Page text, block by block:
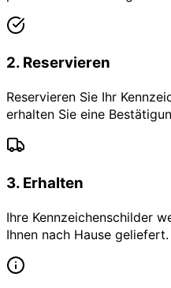
2. Reservieren
Reservieren Sie Ihr
erhalten Sie eine
3. Erhalten
Ihre Kennzeichenschilder
Ihnen nach Hause geliefert.